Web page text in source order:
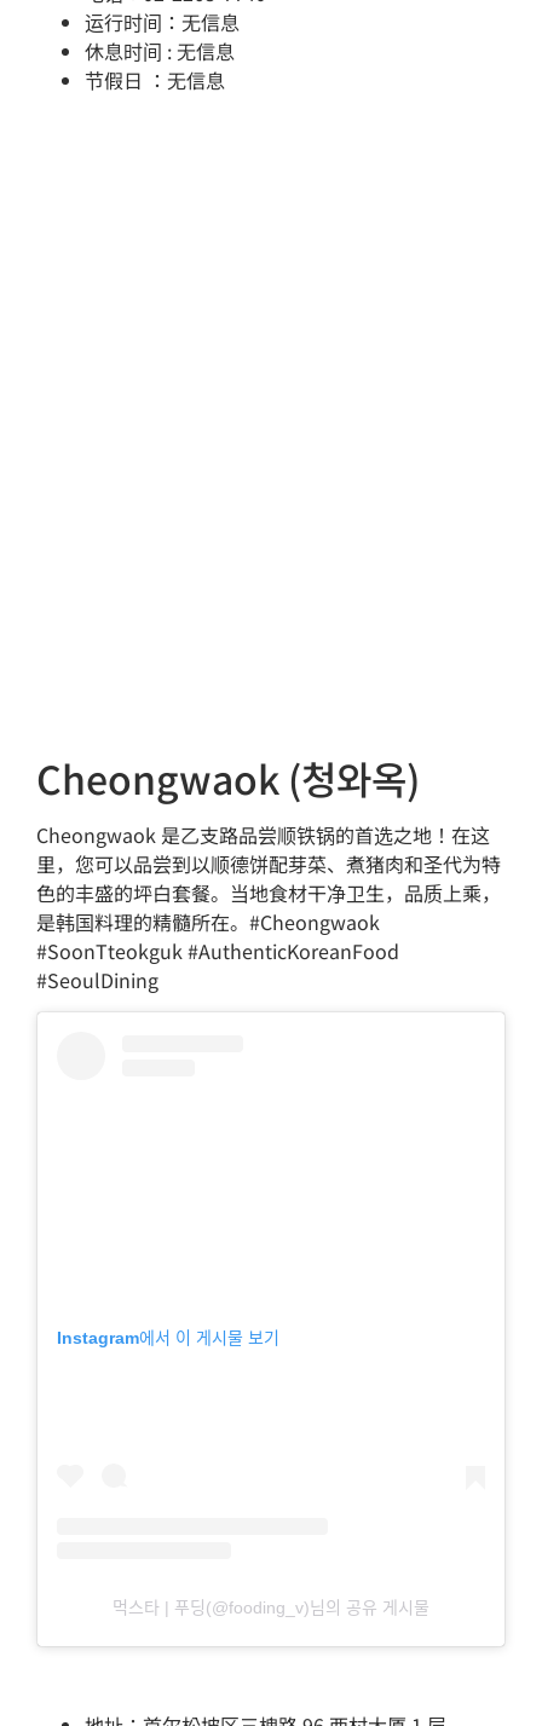
运行时间：无信息
休息时间 : 无信息
节假日 ：无信息
Cheongwaok (청와옥)
Cheongwaok 是乙支路品尝顺铁锅的首选之地！在这
里，您可以品尝到以顺德饼配芽菜、煮猪肉和圣代为特
色的丰盛的坪白套餐。当地食材干净卫生，品质上乘，
是韩国料理的精髓所在。#Cheongwaok
#SoonTteokguk #AuthenticKoreanFood
#SeoulDining
Instagram에서 이 게시물 보기
먹스타 | 푸딩(@fooding_v)님의 공유 게시물